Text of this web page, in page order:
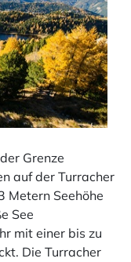
Grenze
auf der Turracher
Metern Seehöhe
See
mit einer bis zu
Die Turracher